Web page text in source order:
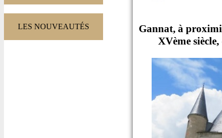
LES NOUVEAUTÉS
Gannat, à
XVème